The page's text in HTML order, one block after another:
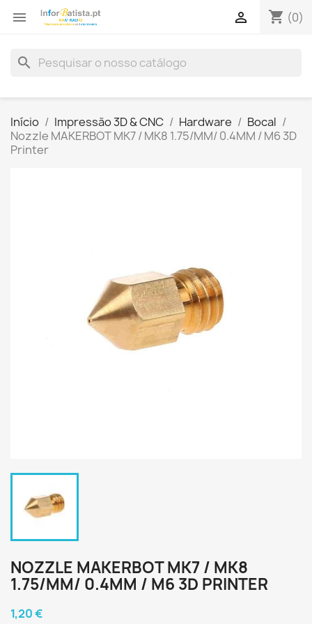
 shopping_cart (0)

search
Início Impressão 3D & CNC Hardware
Bocal
Nozzle MAKERBOT MK7 / MK8 1.75/MM/ 0.4MM / M6 3D
Printer
NOZZLE MAKERBOT MK7 / MK8
1.75/MM/ 0.4MM / M6 3D PRINTER
1,20 €